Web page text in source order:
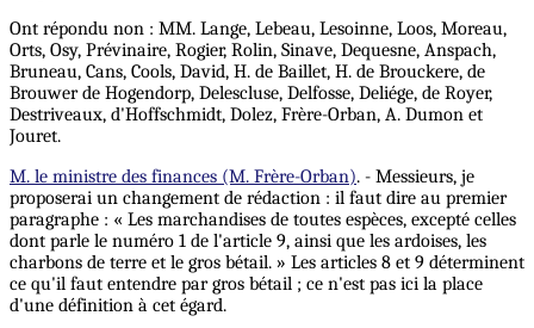
Ont répondu non : MM. Lange, Lebeau, Lesoinne, Loos, Moreau,
Orts, Osy, Prévinaire, Rogier, Rolin, Sinave, Dequesne, Anspach,
Bruneau, Cans, Cools, David, H. de Baillet, H. de Brouckere, de
Brouwer de Hogendorp, Delescluse, Delfosse, Deliége, de Royer,
Destriveaux, d'Hoffschmidt, Dolez, Frère-Orban, A. Dumon et
Jouret.
M. le ministre des finances (M. Frère-Orban). - Messieurs, je
proposerai un changement de rédaction : il faut dire au premier
paragraphe : « Les marchandises de toutes espèces, excepté celles
dont parle le numéro 1 de l'article 9, ainsi que les ardoises, les
charbons de terre et le gros bétail. » Les articles 8 et 9 déterminent
ce qu'il faut entendre par gros bétail ; ce n'est pas ici la place
d'une définition à cet égard.